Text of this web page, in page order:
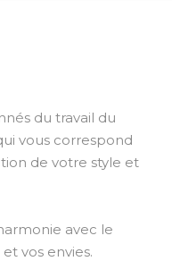
DE PISCINES EN DALLES
DE PISCINE EN BOIS
EN DALLE
du travail du
vous correspond
de votre style et
avec le
vos envies.